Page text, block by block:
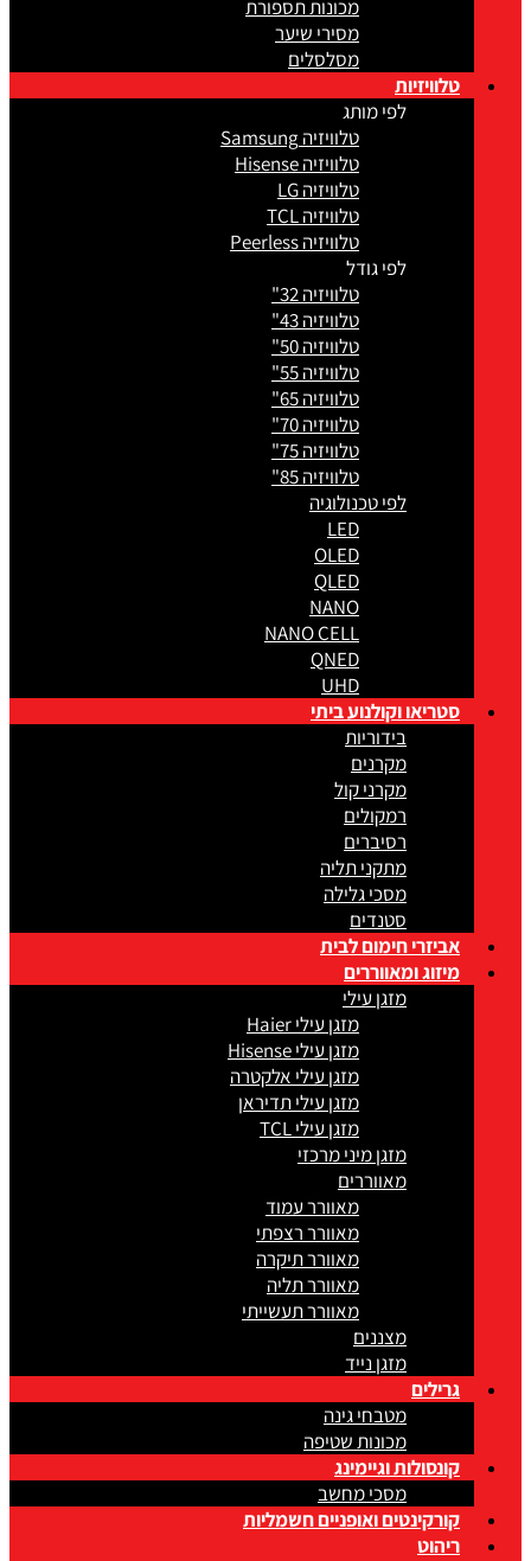
מכונות תספורת
מסירי שיער
מסלסלים
טלוויזיות
לפי מותג
טלוויזיה Samsung
טלוויזיה Hisense
טלוויזיה LG
טלוויזיה TCL
טלוויזיה Peerless
לפי גודל
טלוויזיה 32"
טלוויזיה 43"
טלוויזיה 50"
טלוויזיה 55"
טלוויזיה 65"
טלוויזיה 70"
טלוויזיה 75"
טלוויזיה 85"
לפי טכנולוגיה
LED
OLED
QLED
NANO
NANO CELL
QNED
UHD
סטריאו וקולנוע ביתי
בידוריות
מקרנים
מקרני קול
רמקולים
רסיברים
מתקני תליה
מסכי גלילה
סטנדים
אביזרי חימום לבית
מיזוג ומאווררים
מזגן עילי
מזגן עילי Haier
מזגן עילי Hisense
מזגן עילי אלקטרה
מזגן עילי תדיראן
מזגן עילי TCL
מזגן מיני מרכזי
מאווררים
מאוורר עמוד
מאוורר רצפתי
מאוורר תיקרה
מאוורר תליה
מאוורר תעשייתי
מצננים
מזגן נייד
גרילים
מטבחי גינה
מכונות שטיפה
קונסולות וגיימינג
מסכי מחשב
קורקינטים ואופניים חשמליות
ריהוט